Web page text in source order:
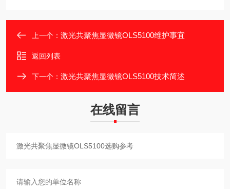
上一个： 激光共聚焦显微镜OLS5100维护事宜
返回列表
下一个： 激光共聚焦显微镜OLS5100技术简述
在线留言